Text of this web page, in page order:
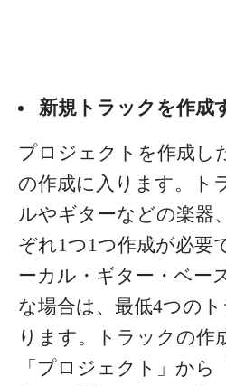
新規トラックを作成
プロジェクトを作成し
の作成に入ります。ト
ルやギターなどの楽器
ぞれ1つ1つ作成が必要
ーカル・ギター・ベー
な場合は、最低4つの
ります。トラックの作
「プロジェクト」から